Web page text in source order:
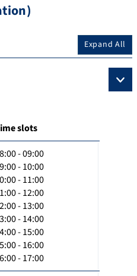
Expand All
slots
- 09:00
- 10:00
- 11:00
- 12:00
- 13:00
- 14:00
- 15:00
- 16:00
- 17:00